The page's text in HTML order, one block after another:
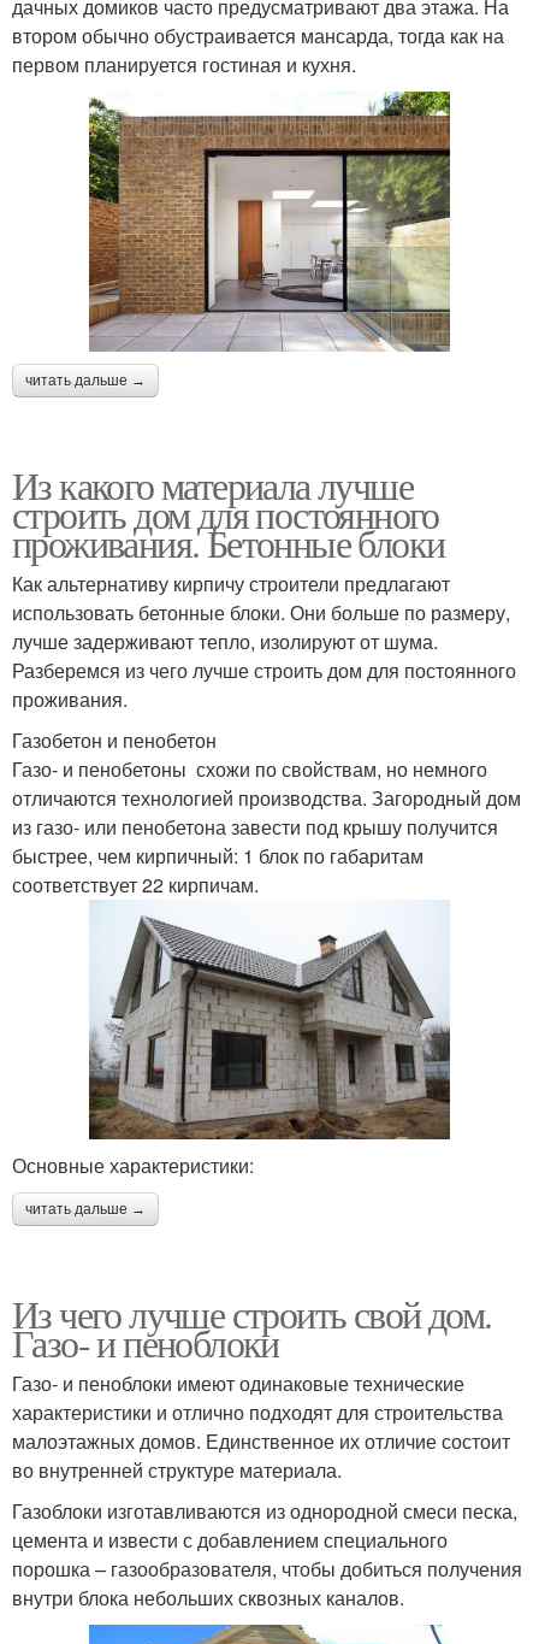
дачных домиков часто предусматривают два этажа. На
втором обычно обустраивается мансарда, тогда как на
первом планируется гостиная и кухня.
читать дальше →
Из какого материала лучше
строить дом для постоянного
проживания. Бетонные блоки
Как альтернативу кирпичу строители предлагают
использовать бетонные блоки. Они больше по размеру,
лучше задерживают тепло, изолируют от шума.
Разберемся из чего лучше строить дом для постоянного
проживания.
Газобетон и пенобетон
Газо- и пенобетоны схожи по свойствам, но немного
отличаются технологией производства. Загородный дом
из газо- или пенобетона завести под крышу получится
быстрее, чем кирпичный: 1 блок по габаритам
соответствует 22 кирпичам.
Основные характеристики:
читать дальше →
Из чего лучше строить свой дом.
Газо- и пеноблоки
Газо- и пеноблоки имеют одинаковые технические
характеристики и отлично подходят для строительства
малоэтажных домов. Единственное их отличие состоит
во внутренней структуре материала.
Газоблоки изготавливаются из однородной смеси песка,
цемента и извести с добавлением специального
порошка – газообразователя, чтобы добиться получения
внутри блока небольших сквозных каналов.